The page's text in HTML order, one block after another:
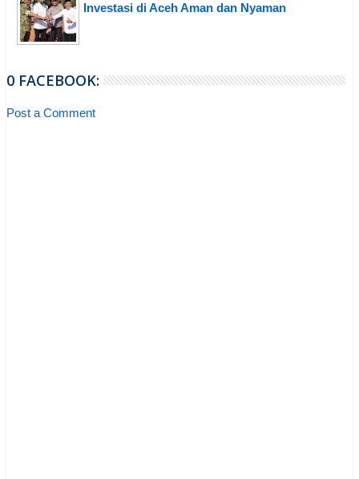
Investasi di Aceh Aman dan Nyaman
0 FACEBOOK:
Post a Comment